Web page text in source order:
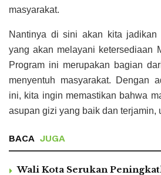
masyarakat.
Nantinya di sini akan kita jadikan
yang akan melayani ketersediaan
Program ini merupakan bagian
menyentuh masyarakat. Dengan
ini, kita ingin memastikan bahwa
asupan gizi yang baik dan terjamin,
BACA JUGA
Wali Kota Serukan